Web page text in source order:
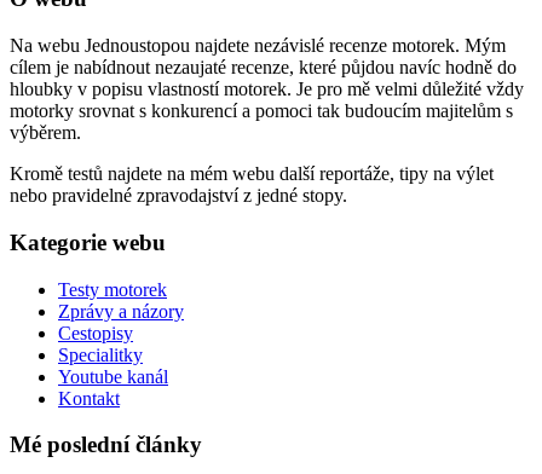
Na webu Jednoustopou najdete nezávislé recenze motorek. Mým
cílem je nabídnout nezaujaté recenze, které půjdou navíc hodně do
hloubky v popisu vlastností motorek. Je pro mě velmi důležité vždy
motorky srovnat s konkurencí a pomoci tak budoucím majitelům s
výběrem.
Kromě testů najdete na mém webu další reportáže, tipy na výlet
nebo pravidelné zpravodajství z jedné stopy.
Kategorie webu
Testy motorek
Zprávy a názory
Cestopisy
Specialitky
Youtube kanál
Kontakt
Mé poslední články